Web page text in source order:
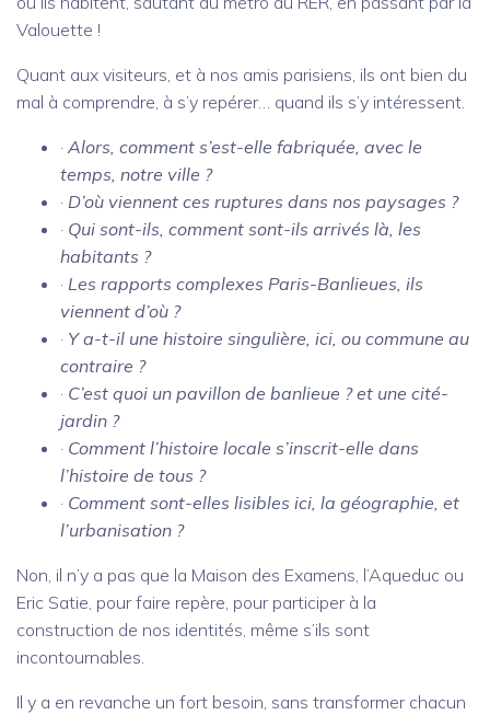
Valouette !
Quant aux visiteurs, et à nos amis parisiens, ils ont bien du
mal à comprendre, à s’y repérer… quand ils s’y intéressent.
· Alors, comment s’est-elle fabriquée, avec le
temps, notre ville ?
· D’où viennent ces ruptures dans nos paysages ?
· Qui sont-ils, comment sont-ils arrivés là, les
habitants ?
· Les rapports complexes Paris-Banlieues, ils
viennent d’où ?
· Y a-t-il une histoire singulière, ici, ou commune au
contraire ?
· C’est quoi un pavillon de banlieue ? et une cité-
jardin ?
· Comment l’histoire locale s’inscrit-elle dans
l’histoire de tous ?
· Comment sont-elles lisibles ici, la géographie, et
l’urbanisation ?
Non, il n’y a pas que la Maison des Examens, l’Aqueduc ou
Eric Satie, pour faire repère, pour participer à la
construction de nos identités, même s’ils sont
incontournables.
Il y a en revanche un fort besoin, sans transformer chacun